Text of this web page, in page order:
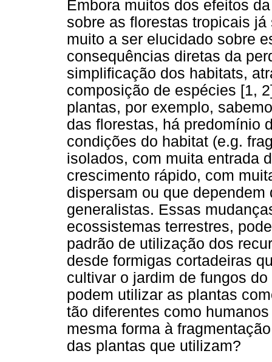
Embora muitos dos efeitos
sobre as florestas tropicais
muito a ser elucidado sobre
consequências diretas da
simplificação dos habitats,
composição de espécies [1,
plantas, por exemplo,
das florestas, há predomínio
condições do habitat (e.g.
isolados, com muita entrada
crescimento rápido, com
dispersam ou que
generalistas. Essas
ecossistemas terrestres,
padrão de utilização dos
desde formigas cortadeiras
cultivar o jardim de fungos
podem utilizar as plantas
tão diferentes como
mesma forma à
das plantas que utilizam?